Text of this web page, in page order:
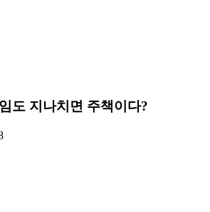
도 지나치면 주책이다?